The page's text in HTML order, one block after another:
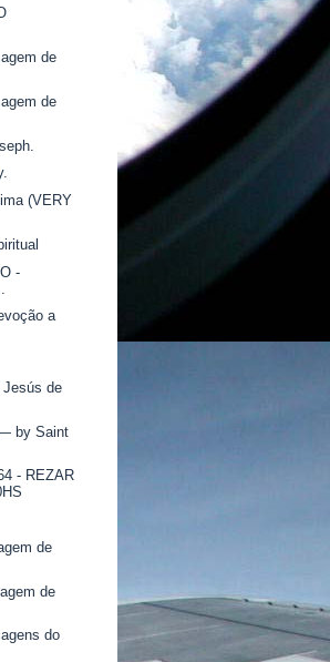
de
de
(VERY
-
a
Jesús de
by Saint
- REZAR
de
de
do